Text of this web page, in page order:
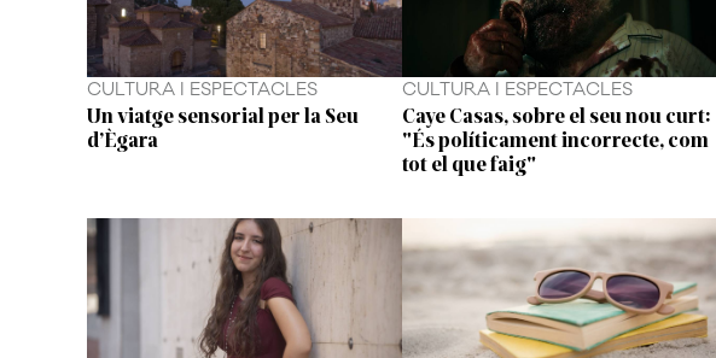
CULTURA I ESPECTACLES
Un viatge sensorial per la Seu
d’Ègara
CULTURA I ESPECTACLES
Caye Casas, sobre el seu nou curt:
"És políticament incorrecte, com
tot el que faig"